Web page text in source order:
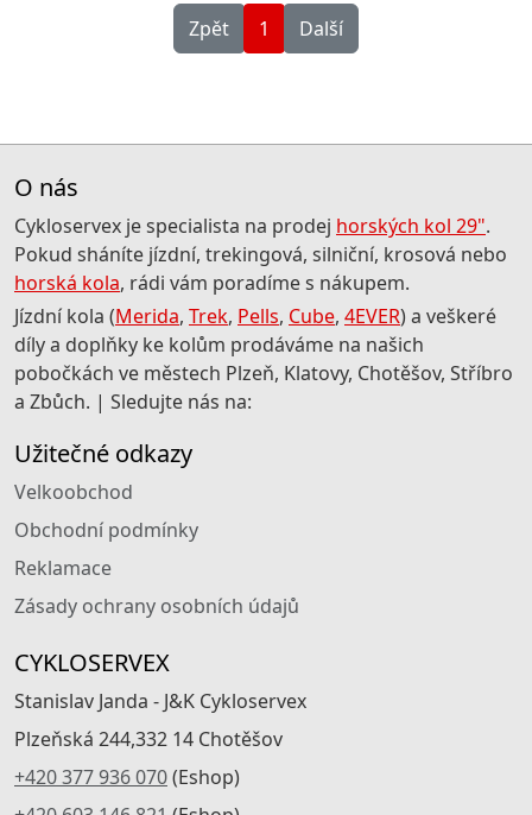
Zpět 1 Další
O nás
Cykloservex je specialista na prodej horských kol 29".
Pokud sháníte jízdní, trekingová, silniční, krosová nebo
horská kola, rádi vám poradíme s nákupem.
Jízdní kola (Merida, Trek, Pells, Cube, 4EVER) a veškeré
díly a doplňky ke kolům prodáváme na našich
pobočkách ve městech Plzeň, Klatovy, Chotěšov, Stříbro
a Zbůch. | Sledujte nás na:
Užitečné odkazy
Velkoobchod
Obchodní podmínky
Reklamace
Zásady ochrany osobních údajů
CYKLOSERVEX
Stanislav Janda - J&K Cykloservex
Plzeňská 244,332 14 Chotěšov
+420 377 936 070(Eshop)